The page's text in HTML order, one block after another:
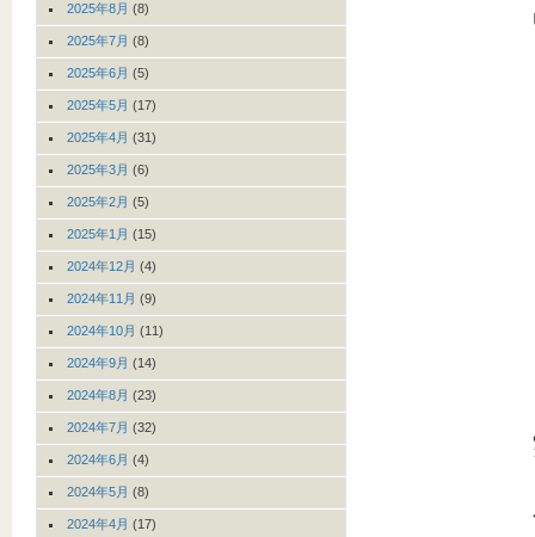
2025年8月 (8)
2025年7月 (8)
2025年6月 (5)
2025年5月 (17)
2025年4月 (31)
2025年3月 (6)
2025年2月 (5)
2025年1月 (15)
2024年12月 (4)
2024年11月 (9)
2024年10月 (11)
2024年9月 (14)
2024年8月 (23)
2024年7月 (32)
2024年6月 (4)
2024年5月 (8)
2024年4月 (17)